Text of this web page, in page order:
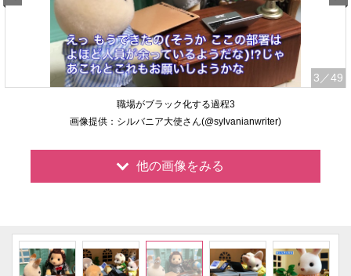
3 ／49
職場がブラック化する過程3
画像提供：シルバニア大使さん(@sylvanianwriter)
他の画像をみる